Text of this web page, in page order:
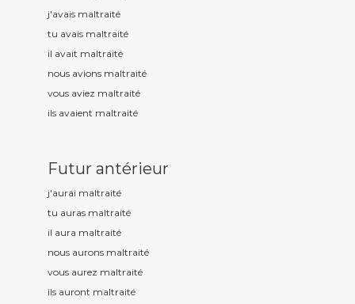
j'avais maltraité
tu avais maltraité
il avait maltraité
nous avions maltraité
vous aviez maltraité
ils avaient maltraité
Futur antérieur
j'aurai maltraité
tu auras maltraité
il aura maltraité
nous aurons maltraité
vous aurez maltraité
ils auront maltraité